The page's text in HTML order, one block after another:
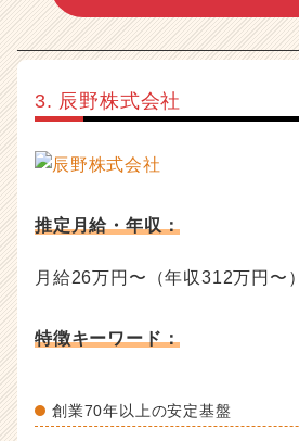
3. 辰野株式会社
推定月給・年収：
月給26万円〜（年収312万円〜）
特徴キーワード：
創業70年以上の安定基盤